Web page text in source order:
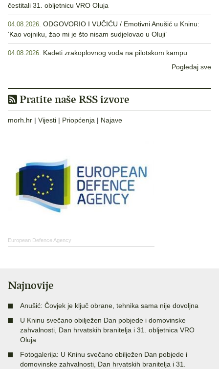
čestitali 31. obljetnicu VRO Oluja
04.08.2026. ODGOVORIO I VUČIĆU / Emotivni Anušić u Kninu:
‘Kao vojniku, žao mi je što nisam sudjelovao u Oluji’
04.08.2026. Kadeti zrakoplovnog voda na pilotskom kampu
Pogledaj sve
Pratite naše RSS izvore
morh.hr | Vijesti | Priopćenja | Najave
European Defence Agency
Najnovije
Anušić: Čovjek je ključ obrane, tehnika sama nije dovoljna
U Kninu svečano obilježen Dan pobjede i domovinske
zahvalnosti, Dan hrvatskih branitelja i 31. obljetnica VRO
Oluja
Fotogalerija: U Kninu svečano obilježen Dan pobjede i
domovinske zahvalnosti, Dan hrvatskih branitelja i 31.